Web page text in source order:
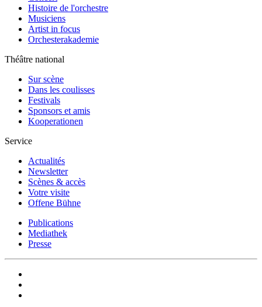
Histoire de l'orchestre
Musiciens
Artist in focus
Orchesterakademie
Théâtre national
Sur scène
Dans les coulisses
Festivals
Sponsors et amis
Kooperationen
Service
Actualités
Newsletter
Scènes & accès
Votre visite
Offene Bühne
Publications
Mediathek
Presse